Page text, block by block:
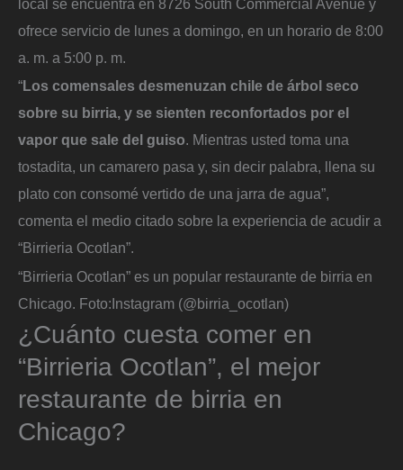
local se encuentra en 8726 South Commercial Avenue y
ofrece servicio de lunes a domingo, en un horario de 8:00
a. m. a 5:00 p. m.
“Los comensales desmenuzan chile de árbol seco
sobre su birria, y se sienten reconfortados por el
vapor que sale del guiso. Mientras usted toma una
tostadita, un camarero pasa y, sin decir palabra, llena su
plato con consomé vertido de una jarra de agua”,
comenta el medio citado sobre la experiencia de acudir a
“Birrieria Ocotlan”.
“Birrieria Ocotlan” es un popular restaurante de birria en
Chicago. Foto:Instagram (@birria_ocotlan)
¿Cuánto cuesta comer en
“Birrieria Ocotlan”, el mejor
restaurante de birria en
Chicago?